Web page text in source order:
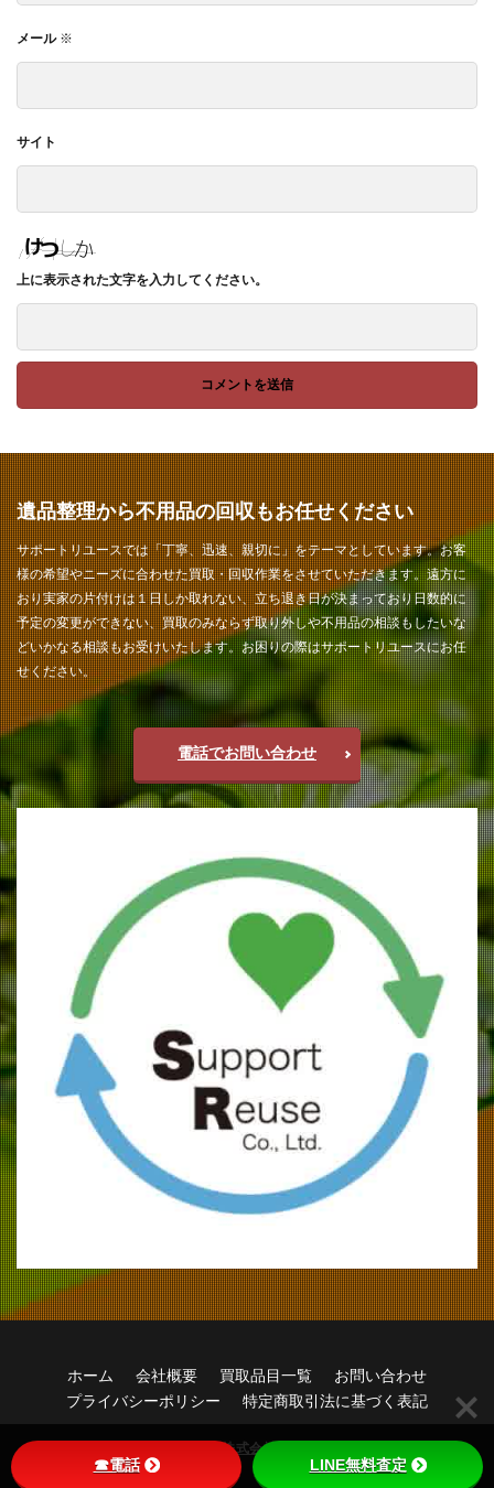
メール ※
サイト
上に表示された文字を入力してください。
遺品整理から不用品の回収もお任せください
サポートリユースでは「丁寧、迅速、親切に」をテーマとしています。お客
様の希望やニーズに合わせた買取・回収作業をさせていただきます。遠方に
おり実家の片付けは１日しか取れない、立ち退き日が決まっており日数的に
予定の変更ができない、買取のみならず取り外しや不用品の相談もしたいな
どいかなる相談もお受けいたします。お困りの際はサポートリユースにお任
せください。
電話でお問い合わせ
ホーム 会社概要 買取品目一覧
お問い合わせ
プライバシーポリシー
特定商取引法に基づく表記
株式会社サポートリユース
☎電話 LINE無料査定